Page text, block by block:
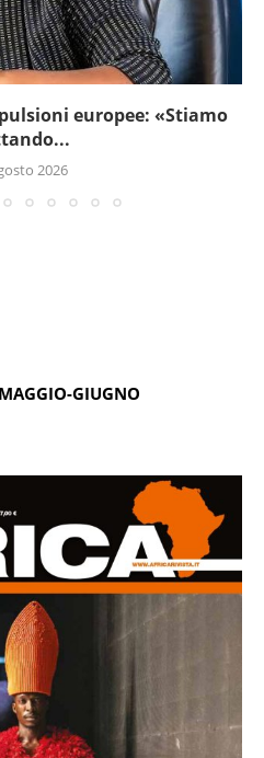
europee: «Stiamo
2026
GIUGNO